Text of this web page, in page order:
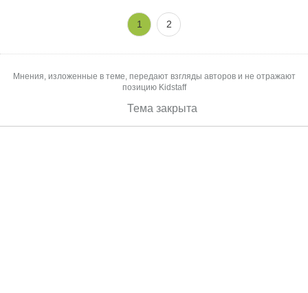
1 2
Мнения, изложенные в теме, передают взгляды авторов и не отражают
позицию Kidstaff
Тема закрыта